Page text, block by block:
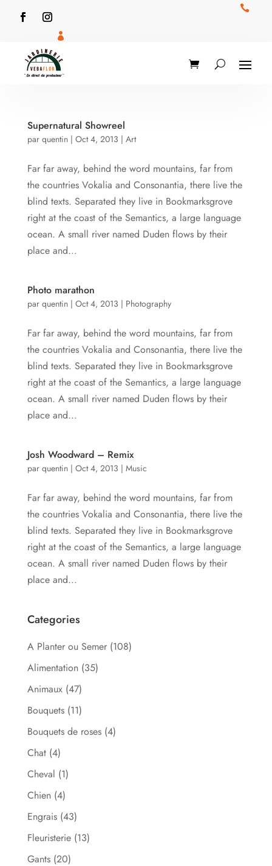


Supernatural Showreel
par quentin| Oct 4, 2013 | Art
Far far away, behind the word mountains, far from
the countries Vokalia and Consonantia, there live the
blind texts. Separated they live in Bookmarksgrove
right at the coast of the Semantics, a large language
ocean. A small river named Duden flows by their
place and...
Photo marathon
par quentin| Oct 4, 2013 | Photography
Far far away, behind the word mountains, far from
the countries Vokalia and Consonantia, there live the
blind texts. Separated they live in Bookmarksgrove
right at the coast of the Semantics, a large language
ocean. A small river named Duden flows by their
place and...
Josh Woodward – Remix
par quentin| Oct 4, 2013 | Music
Far far away, behind the word mountains, far from
the countries Vokalia and Consonantia, there live the
blind texts. Separated they live in Bookmarksgrove
right at the coast of the Semantics, a large language
ocean. A small river named Duden flows by their
place and...
Categories
A Planter ou Semer (108)
Alimentation (35)
Animaux (47)
Bouquets (11)
Bouquets de roses (4)
Chat (4)
Cheval (1)
Chien (4)
Engrais (43)
Fleuristerie (13)
Gants (20)